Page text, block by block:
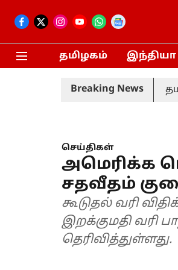
தமிழகம் இந்தியா
Breaking News
மாற்றியமைக்க
செய்திகள்
அமெரிக்க
சதவீதம்
கூடுதல் வரி
இறக்குமதி வரி
தெரிவித்துள்ளது.